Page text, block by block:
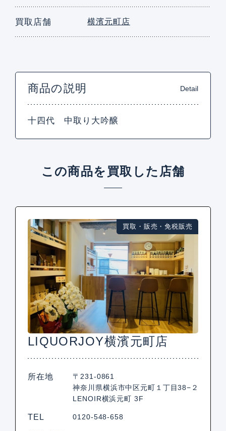
買取店舗 横濱元町店
商品の説明 Detail
十四代 中取り大吟醸
この商品を買取した店舗
買取・販売・免税販売
LIQUORJOY横濱元町店
所在地
〒231-0861
神奈川県横浜市中区元町１丁目38−２
LENOIR横浜元町 3F
TEL 0120-548-658